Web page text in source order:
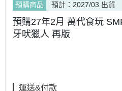
預購商品
預計：2027/03 出貨
預購27年2月 萬代食玩
牙吠獵人 再版
運送&付款